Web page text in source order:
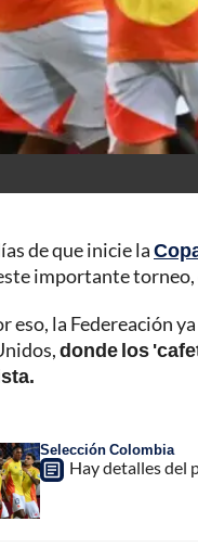
de que inicie la
importante
eso, la Federeación
donde los
Selección Colombia
Hay detalles del